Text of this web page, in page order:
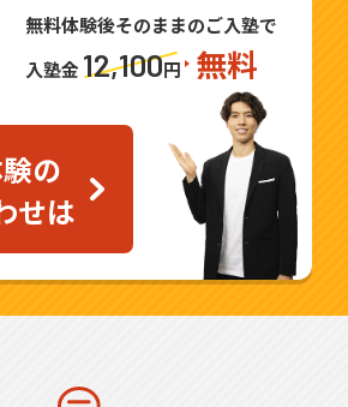
無料体験後そのままのご入塾で
入塾金 12,100円 無料
の
せは